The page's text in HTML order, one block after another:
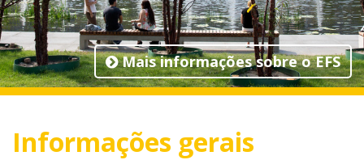
Mais informações sobre o EFS
Informações gerais